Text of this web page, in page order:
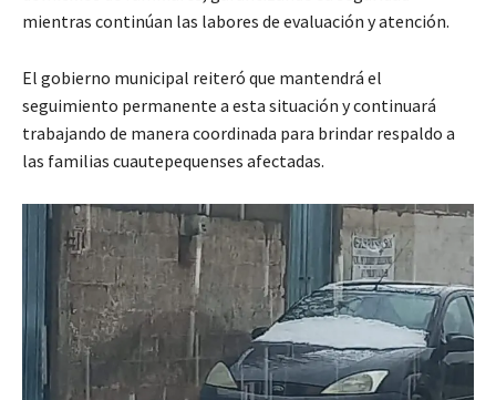
mientras continúan las labores de evaluación y atención.
El gobierno municipal reiteró que mantendrá el
seguimiento permanente a esta situación y continuará
trabajando de manera coordinada para brindar respaldo a
las familias cuautepequenses afectadas.